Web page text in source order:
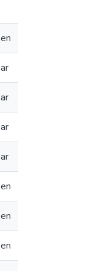
en
ar
ar
ar
ar
en
en
en